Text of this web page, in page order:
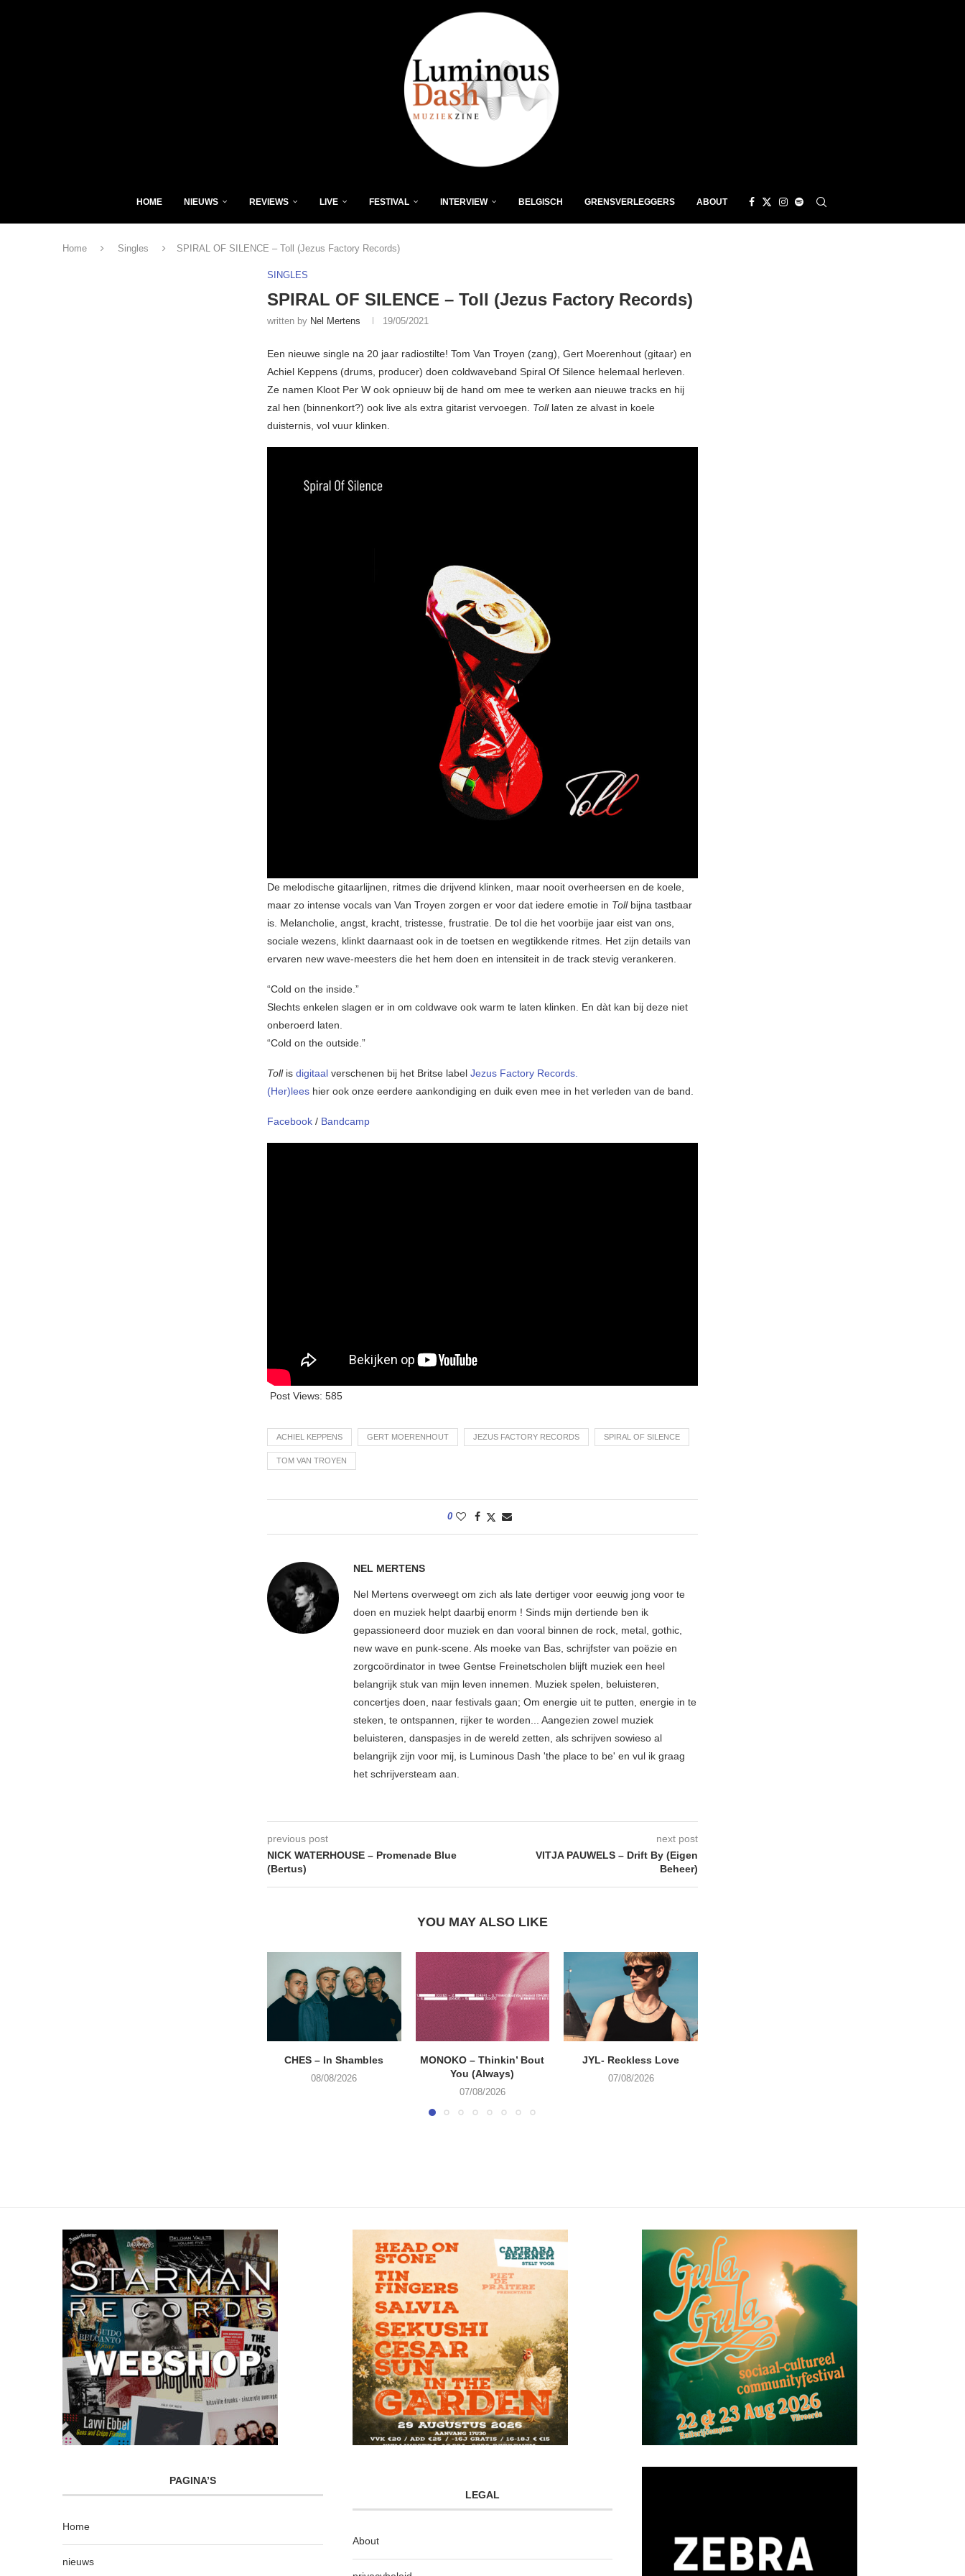
HOME NIEUWS REVIEWS LIVE FESTIVAL INTERVIEW BELGISCH GRENSVERLEGGERS ABOUT
Home Singles SPIRAL OF SILENCE – Toll (Jezus Factory Records)
SINGLES
SPIRAL OF SILENCE – Toll (Jezus Factory Records)
written by Nel Mertens 19/05/2021
Een nieuwe single na 20 jaar radiostilte! Tom Van Troyen (zang), Gert Moerenhout (gitaar) en
Achiel Keppens (drums, producer) doen coldwaveband Spiral Of Silence helemaal herleven.
Ze namen Kloot Per W ook opnieuw bij de hand om mee te werken aan nieuwe tracks en hij
zal hen (binnenkort?) ook live als extra gitarist vervoegen. Tolllaten ze alvast in koele
duisternis, vol vuur klinken.
De melodische gitaarlijnen, ritmes die drijvend klinken, maar nooit overheersen en de koele,
maar zo intense vocals van Van Troyen zorgen er voor dat iedere emotie in Tollbijna tastbaar
is. Melancholie, angst, kracht, tristesse, frustratie. De tol die het voorbije jaar eist van ons,
sociale wezens, klinkt daarnaast ook in de toetsen en wegtikkende ritmes. Het zijn details van
ervaren new wave-meesters die het hem doen en intensiteit in de track stevig verankeren.
“Cold on the inside.”
Slechts enkelen slagen er in om coldwave ook warm te laten klinken. En dàt kan bij deze niet
onberoerd laten.
“Cold on the outside.”
Toll is digitaal verschenen bij het Britse label Jezus Factory Records.
(Her)lees hier ook onze eerdere aankondiging en duik even mee in het verleden van de band.
Facebook / Bandcamp
Post Views: 585
ACHIEL KEPPENS GERT MOERENHOUT JEZUS FACTORY RECORDS SPIRAL OF SILENCE
TOM VAN TROYEN
0
NEL MERTENS
Nel Mertens overweegt om zich als late dertiger voor eeuwig jong voor te
doen en muziek helpt daarbij enorm ! Sinds mijn dertiende ben ik
gepassioneerd door muziek en dan vooral binnen de rock, metal, gothic,
new wave en punk-scene. Als moeke van Bas, schrijfster van poëzie en
zorgcoördinator in twee Gentse Freinetscholen blijft muziek een heel
belangrijk stuk van mijn leven innemen. Muziek spelen, beluisteren,
concertjes doen, naar festivals gaan; Om energie uit te putten, energie in te
steken, te ontspannen, rijker te worden... Aangezien zowel muziek
beluisteren, danspasjes in de wereld zetten, als schrijven sowieso al
belangrijk zijn voor mij, is Luminous Dash 'the place to be' en vul ik graag
het schrijversteam aan.
previous post
NICK WATERHOUSE – Promenade Blue
(Bertus)
next post
VITJA PAUWELS – Drift By (Eigen
Beheer)
YOU MAY ALSO LIKE
CHES – In Shambles
08/08/2026
MONOKO – Thinkin’ Bout
You (Always)
07/08/2026
JYL- Reckless Love
07/08/2026
PAGINA’S
Home
nieuws
LEGAL
About